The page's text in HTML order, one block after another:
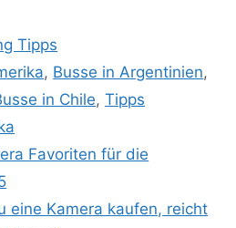
Tipps
, Busse in Argentinien,
in Chile, Tipps
Favoriten für die
eine Kamera kaufen, reicht